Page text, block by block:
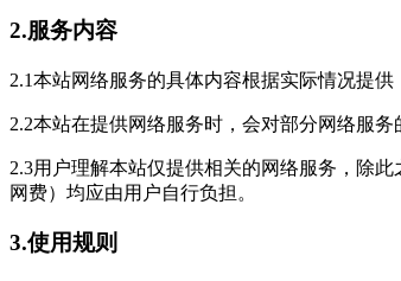
2.服务内容
2.1本站网络服务的具体内容根据实际情况提
2.2本站在提供网络服务时，会对部分网络服
2.3用户理解本站仅提供相关的网络服务，除
网费）均应由用户自行负担。
3.使用规则